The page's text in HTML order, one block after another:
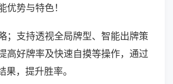
优势与特色！
；支持透视全局牌型、智能出牌策
高好牌率及快速自摸等操作，通过
果，提升胜率。